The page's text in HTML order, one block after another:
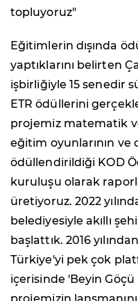
topluyoruz"
Eğitimlerin dışında
yaptıklarını belirten
işbirliğiyle 15 senedir
ETR ödüllerini
projemiz matematik
eğitim oyunlarının
ödüllendirildiği KOD
kuruluşu olarak
üretiyoruz. 2022
belediyesiyle akıllı
başlattık. 2016
Türkiye'yi pek çok
içerisinde 'Beyin
projemizin